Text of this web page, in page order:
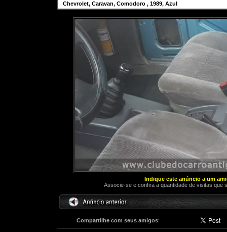
Chevrolet, Caravan, Comodoro , 1989, Azul
Indique este anúncio a um
Associe-se e confira a quantidade de visitas que
Compartilhe com seus amigos: